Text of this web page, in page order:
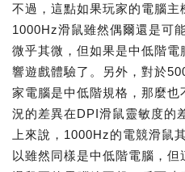
不過，這點如果玩家的電腦主
1000Hz滑鼠雖然偶爾還是可
微乎其微，但如果是中低階
響遊戲體驗了。另外，對於
家電腦是中低階規格，那麼
況的差異在DPI滑鼠靈敏度的
上來說，1000Hz的電競滑鼠
以雖然同樣是中低階電腦，但